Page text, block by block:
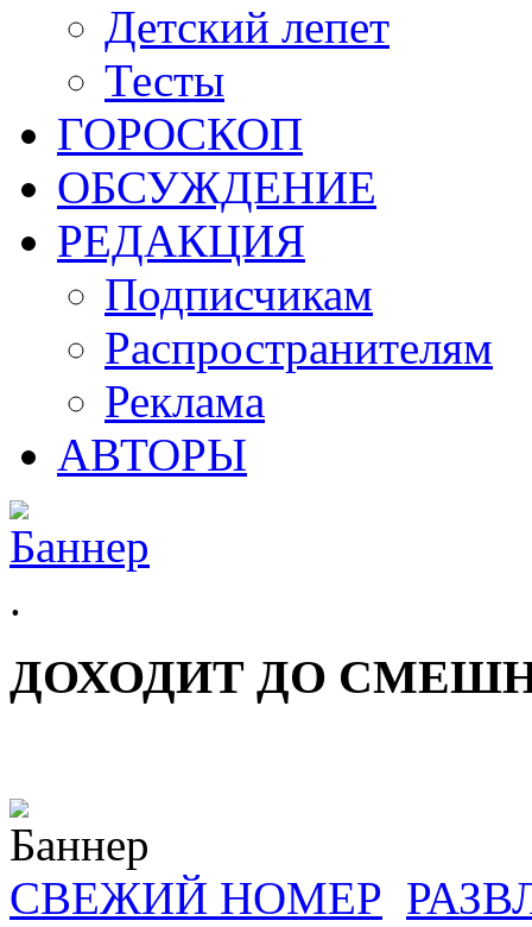
Детский лепет
Тесты
ГОРОСКОП
ОБСУЖДЕНИЕ
РЕДАКЦИЯ
Подписчикам
Распространителям
Реклама
АВТОРЫ
.
ДОХОДИТ ДО
СВЕЖИЙ НОМЕР